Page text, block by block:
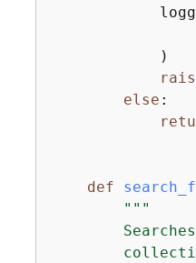
            )
else :
def
"""